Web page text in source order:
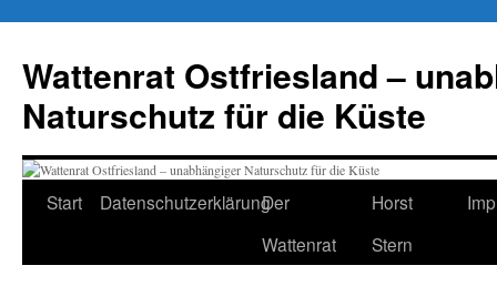
springen
Wattenrat Ostfriesland –
Naturschutz für die Küste
Start DatenschutzerklärungDer
Wattenrat
Horst
Stern